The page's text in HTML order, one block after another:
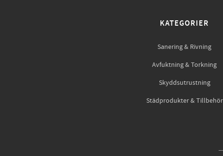
KATEGORIER
Sanering & Rivning
Avfuktning & Torkning
Skyddsutrustning
Städprodukter & Tillbehör